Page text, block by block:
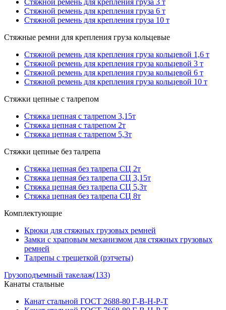
Стяжной ремень для крепления груза 3 т
Стяжной ремень для крепления груза 6 т
Стяжной ремень для крепления груза 10 т
Стяжные ремни для крепления груза кольцевые
Стяжной ремень для крепления груза кольцевой 1,6 т
Стяжной ремень для крепления груза кольцевой 3 т
Стяжной ремень для крепления груза кольцевой 6 т
Стяжной ремень для крепления груза кольцевой 10 т
Стяжки цепные с талрепом
Стяжка цепная с талрепом 3,15т
Стяжка цепная с талрепом 2т
Стяжка цепная с талрепом 5,3т
Стяжки цепные без талрепа
Стяжка цепная без талрепа СЦ 2т
Стяжка цепная без талрепа СЦ 3,15т
Стяжка цепная без талрепа СЦ 5,3т
Стяжка цепная без талрепа СЦ 8т
Комплектующие
Крюки для стяжных грузовых ремней
Замки с храповым механизмом для стяжных грузовых
ремней
Талрепы с трещеткой (рэтчеты)
Грузоподъемный такелаж(133)
Канаты стальные
Канат стальной ГОСТ 2688-80 Г-В-Н-Р-Т